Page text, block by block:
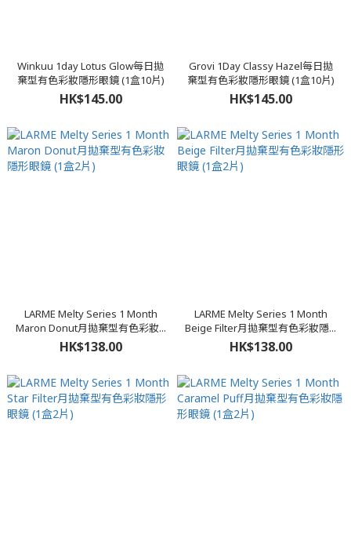
Winkuu 1day Lotus Glow每日拋
棄型有色彩妝隱形眼鏡 (1盒10片)
HK$145.00
Grovi 1Day Classy Hazel每日拋
棄型有色彩妝隱形眼鏡 (1盒10片)
HK$145.00
LARME Melty Series 1 Month
Maron Donut月拋棄型有色彩妝...
HK$138.00
LARME Melty Series 1 Month
Beige Filter月拋棄型有色彩妝隱...
HK$138.00